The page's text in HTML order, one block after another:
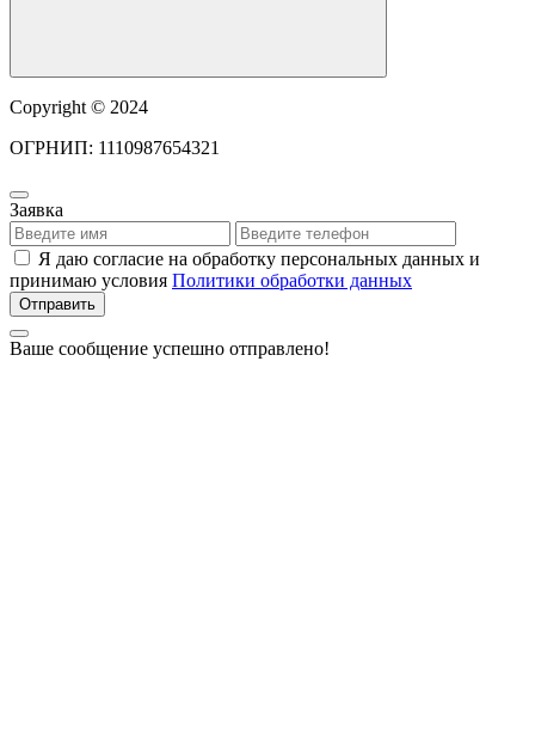
Copyright © 2024
ОГРНИП: 1110987654321
Заявка
Я даю согласие на обработку персональных данных и
принимаю условия Политики обработки данных
Отправить
Ваше сообщение успешно отправлено!